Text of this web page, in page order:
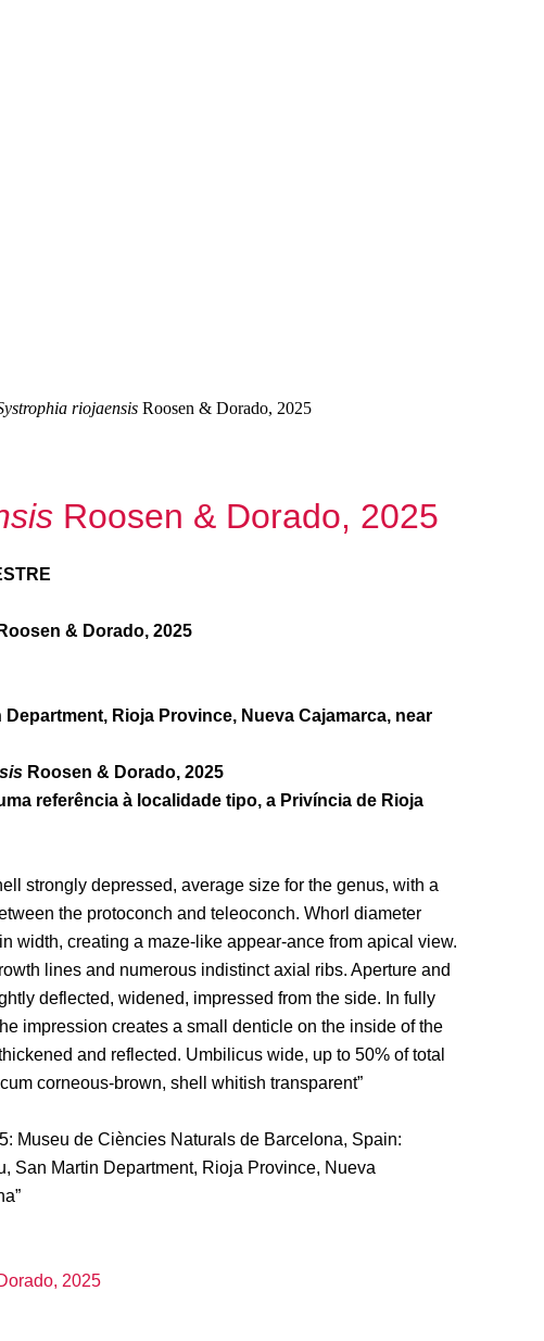
riojaensis Roosen & Dorado, 2025
Roosen & Dorado, 2025
& Dorado, 2025
Department, Rioja Province, Nueva Cajamarca, near
Roosen & Dorado, 2025
referência à localidade tipo, a Privíncia de Rioja
strongly depressed, average size for the genus, with a
the protoconch and teleoconch. Whorl diameter
width, creating a maze-like appear-ance from apical view.
lines and numerous indistinct axial ribs. Aperture and
deflected, widened, impressed from the side. In fully
impression creates a small denticle on the inside of the
and reflected. Umbilicus wide, up to 50% of total
corneous-brown, shell whitish transparent”
Museu de Ciències Naturals de Barcelona, Spain:
San Martin Department, Rioja Province, Nueva